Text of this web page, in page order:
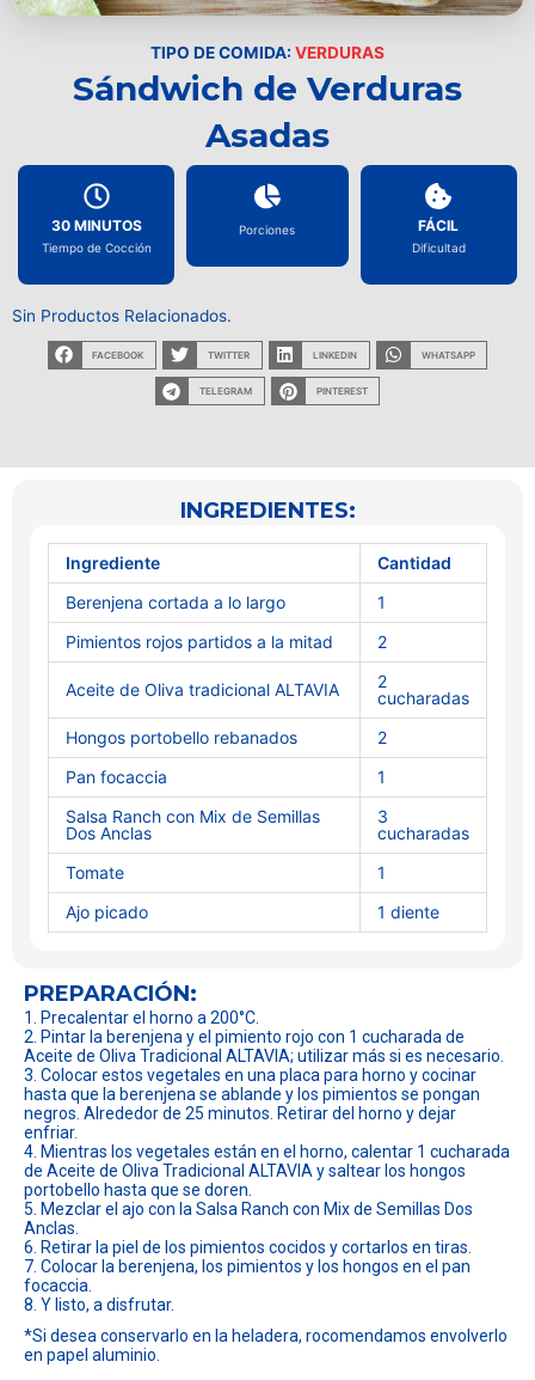
TIPO DE COMIDA: VERDURAS
Sándwich de Verduras
Asadas
30 MINUTOS
Tiempo de Cocción
Porciones FÁCIL
Dificultad
Sin Productos Relacionados.
FACEBOOK TWITTER LINKEDIN WHATSAPP
TELEGRAM PINTEREST
INGREDIENTES:
Ingrediente
Cantidad
Berenjena cortada a lo largo
1
Pimientos rojos partidos a la mitad
2
Aceite de Oliva tradicional ALTAVIA
2
cucharadas
Hongos portobello rebanados
2
Pan focaccia
1
Salsa Ranch con Mix de Semillas
Dos Anclas
3
cucharadas
Tomate
1
Ajo picado
1 diente
PREPARACIÓN:
1. Precalentar el horno a 200°C.
2. Pintar la berenjena y el pimiento rojo con 1 cucharada de
Aceite de Oliva Tradicional ALTAVIA; utilizar más si es necesario.
3. Colocar estos vegetales en una placa para horno y cocinar
hasta que la berenjena se ablande y los pimientos se pongan
negros. Alrededor de 25 minutos. Retirar del horno y dejar
enfriar.
4. Mientras los vegetales están en el horno, calentar 1 cucharada
de Aceite de Oliva Tradicional ALTAVIA y saltear los hongos
portobello hasta que se doren.
5. Mezclar el ajo con la Salsa Ranch con Mix de Semillas Dos
Anclas.
6. Retirar la piel de los pimientos cocidos y cortarlos en tiras.
7. Colocar la berenjena, los pimientos y los hongos en el pan
focaccia.
8. Y listo, a disfrutar.
*Si desea conservarlo en la heladera, rocomendamos envolverlo
en papel aluminio.